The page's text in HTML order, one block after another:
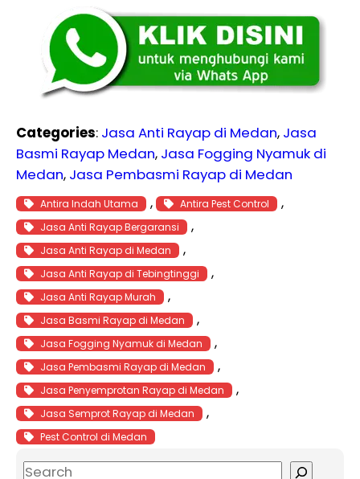
Categories: Jasa Anti Rayap di Medan, Jasa
Basmi Rayap Medan, Jasa Fogging Nyamuk di
Medan, Jasa Pembasmi Rayap di Medan
Antira Indah Utama , Antira Pest Control ,
Jasa Anti Rayap Bergaransi ,
Jasa Anti Rayap di Medan ,
Jasa Anti Rayap di Tebingtinggi ,
Jasa Anti Rayap Murah ,
Jasa Basmi Rayap di Medan ,
Jasa Fogging Nyamuk di Medan ,
Jasa Pembasmi Rayap di Medan ,
Jasa Penyemprotan Rayap di Medan ,
Jasa Semprot Rayap di Medan ,
Pest Control di Medan